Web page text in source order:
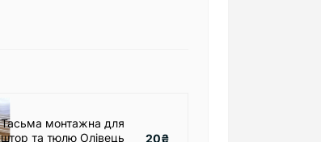
Тасьма монтажна для
штор та тюлю Олівець
20₴